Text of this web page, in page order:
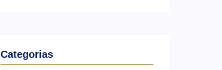
Categorias